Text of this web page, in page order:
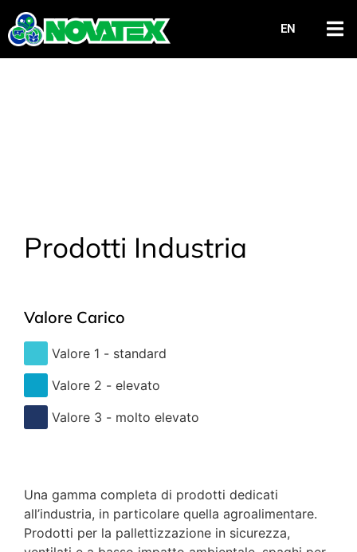
EN
Prodotti Industria
Valore Carico
Valore 1 - standard
Valore 2 - elevato
Valore 3 - molto elevato
Una gamma completa di prodotti dedicati
all’industria, in particolare quella agroalimentare.
Prodotti per la pallettizzazione in sicurezza,